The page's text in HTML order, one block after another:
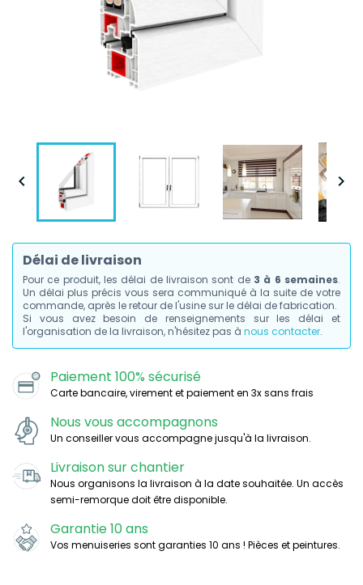
 
Délai de livraison
Pour ce produit, les délai de livraison sont de 3 à 6 semaines.
Un délai plus précis vous sera communiqué à la suite de votre
commande, après le retour de l'usine sur le délai de fabrication.
Si vous avez besoin de renseignements sur les délai et
l'organisation de la livraison, n'hésitez pas à nous contacter.
Paiement 100% sécurisé
Carte bancaire, virement et paiement en 3x sans frais
Nous vous accompagnons
Un conseiller vous accompagne jusqu'à la livraison.
Livraison sur chantier
Nous organisons la livraison à la date souhaitée. Un accès
semi-remorque doit être disponible.
Garantie 10 ans
Vos menuiseries sont garanties 10 ans ! Pièces et peintures.